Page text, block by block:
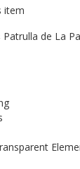
item
de La